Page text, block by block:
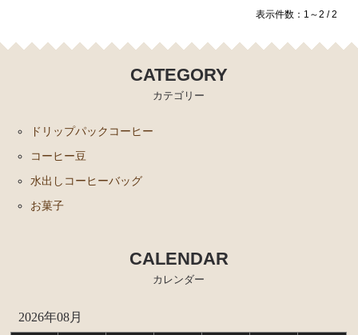
表示件数：1～2 / 2
CATEGORY
カテゴリー
ドリップパックコーヒー
コーヒー豆
水出しコーヒーバッグ
お菓子
CALENDAR
カレンダー
2026年08月